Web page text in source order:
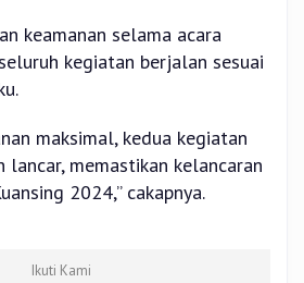
keamanan selama acara
kegiatan berjalan sesuai
maksimal, kedua kegiatan
lancar, memastikan kelancaran
2024,” cakapnya.
Ikuti Kami